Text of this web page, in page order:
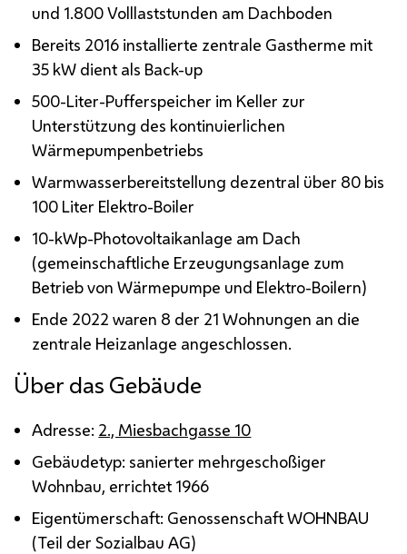
und 1.800 Volllaststunden am Dachboden
Bereits 2016 installierte zentrale Gastherme mit
35 kW dient als Back-up
500-Liter-Pufferspeicher im Keller zur
Unterstützung des kontinuierlichen
Wärmepumpenbetriebs
Warmwasserbereitstellung dezentral über 80 bis
100 Liter Elektro-Boiler
10-kWp-Photovoltaikanlage am Dach
(gemeinschaftliche Erzeugungsanlage zum
Betrieb von Wärmepumpe und Elektro-Boilern)
Ende 2022 waren 8 der 21 Wohnungen an die
zentrale Heizanlage angeschlossen.
Über das Gebäude
Adresse: 2., Miesbachgasse 10
Gebäudetyp: sanierter mehrgeschoßiger
Wohnbau, errichtet 1966
Eigentümerschaft: Genossenschaft WOHNBAU
(Teil der SozialbauAG)